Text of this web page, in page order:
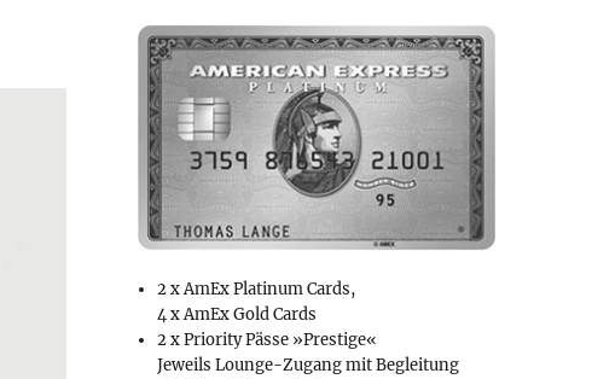
2 x AmEx Platinum Cards,
4 x AmEx Gold Cards
2 x Priority Pässe »Prestige«
Jeweils Lounge-Zugang mit Begleitung